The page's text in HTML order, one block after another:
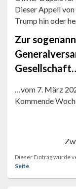
Dieser Appell
Trump hin oder
Zur
…vom 7. März
Kommende
Dieser Eintrag wurde
Seite.